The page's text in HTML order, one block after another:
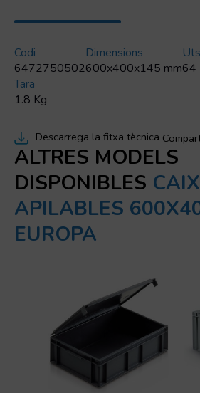
Codi
6472750502
Dimensions
600x400x145 mm64
Tara
1.8 Kg
Descarrega la fitxa tècnica
ALTRES MODELS
DISPONIBLES
APILABLES
EUROPA